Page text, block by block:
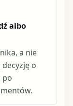
albo
a nie
o
po